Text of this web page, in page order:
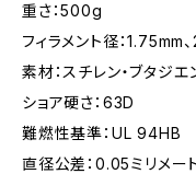
重さ：500g
フィラメント径：1.75mm
素材：スチレン・ブタジエ
ショア硬さ：63D
難燃性基準：UL 94HB
直径公差：0.05ミリメー